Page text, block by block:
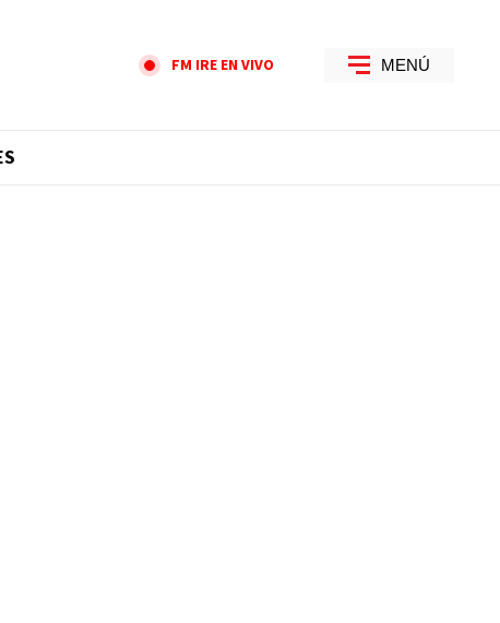
FM IRE EN VIVO MENÚ